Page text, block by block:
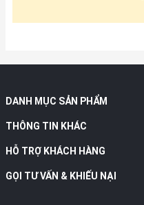
DANH MỤC SẢN PHẨM
THÔNG TIN KHÁC
HỖ TRỢ KHÁCH HÀNG
GỌI TƯ VẤN & KHIẾU NẠI